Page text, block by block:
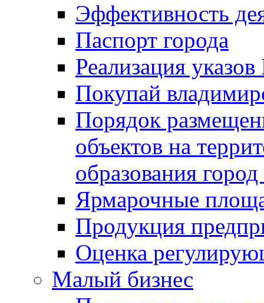
Эффективность
Паспорт города
Реализация
Покупай
Порядок
объектов на
образования
Ярмарочные
Продукция
Оценка
Малый бизнес